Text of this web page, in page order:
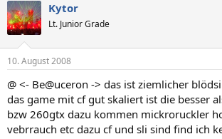
Kytor
Lt. Junior Grade
10. August 2008
@ <- Be@uceron -> das ist ziemlicher
das game mit cf gut skaliert ist die besser
bzw 260gtx dazu kommen mickroruckler
vebrrauch etc dazu cf und sli sind find ich